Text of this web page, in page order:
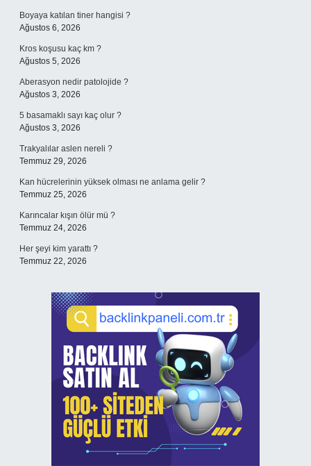
Boyaya katılan tiner hangisi ?
Ağustos 6, 2026
Kros koşusu kaç km ?
Ağustos 5, 2026
Aberasyon nedir patolojide ?
Ağustos 3, 2026
5 basamaklı sayı kaç olur ?
Ağustos 3, 2026
Trakyalılar aslen nereli ?
Temmuz 29, 2026
Kan hücrelerinin yüksek olması ne anlama gelir ?
Temmuz 25, 2026
Karıncalar kışın ölür mü ?
Temmuz 24, 2026
Her şeyi kim yarattı ?
Temmuz 22, 2026